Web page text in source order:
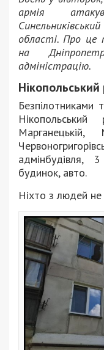
армія
області. Про це
на
адміністрацію.
Безпілотниками
Марганецькій,
адмінбудівля,
будинок, авто.
Ніхто з людей